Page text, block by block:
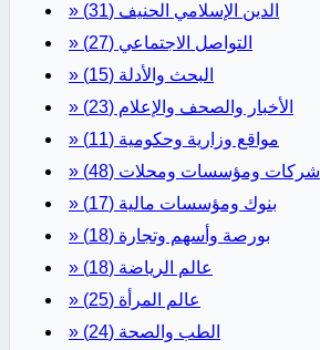
» الدين الإسلامي الحنيف (31)
» التواصل الاجتماعي (27)
» البحث والأدلة (15)
» الأخبار والصحف والإعلام (23)
» مواقع وزارية وحكومية (11)
» شركات ومؤسسات ومحلات (48)
» بنوك ومؤسسات مالية (17)
» بورصة وأسهم وتجارة (18)
» عالم الرياضة (18)
» عالم المرأة (25)
» الطب والصحة (24)